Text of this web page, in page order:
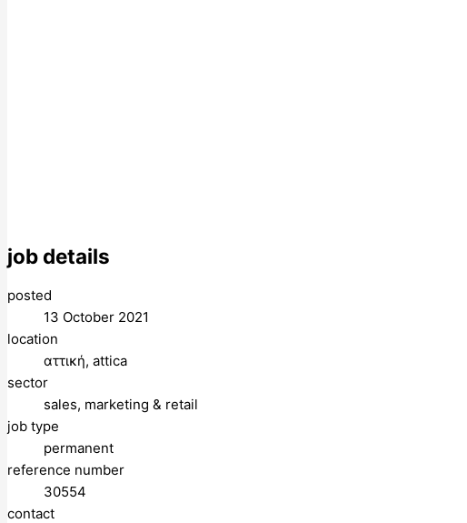
job details
posted
13 October 2021
location
αττική, attica
sector
sales, marketing & retail
job type
permanent
reference number
30554
contact